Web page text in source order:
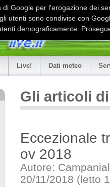
Live! Dati meteo
Gli articoli
Eccezionale
ov 2018
Autore:
20/11/2018 (letto
Google per l'erogazione dei
utenti sono condivise con
demograficamente.